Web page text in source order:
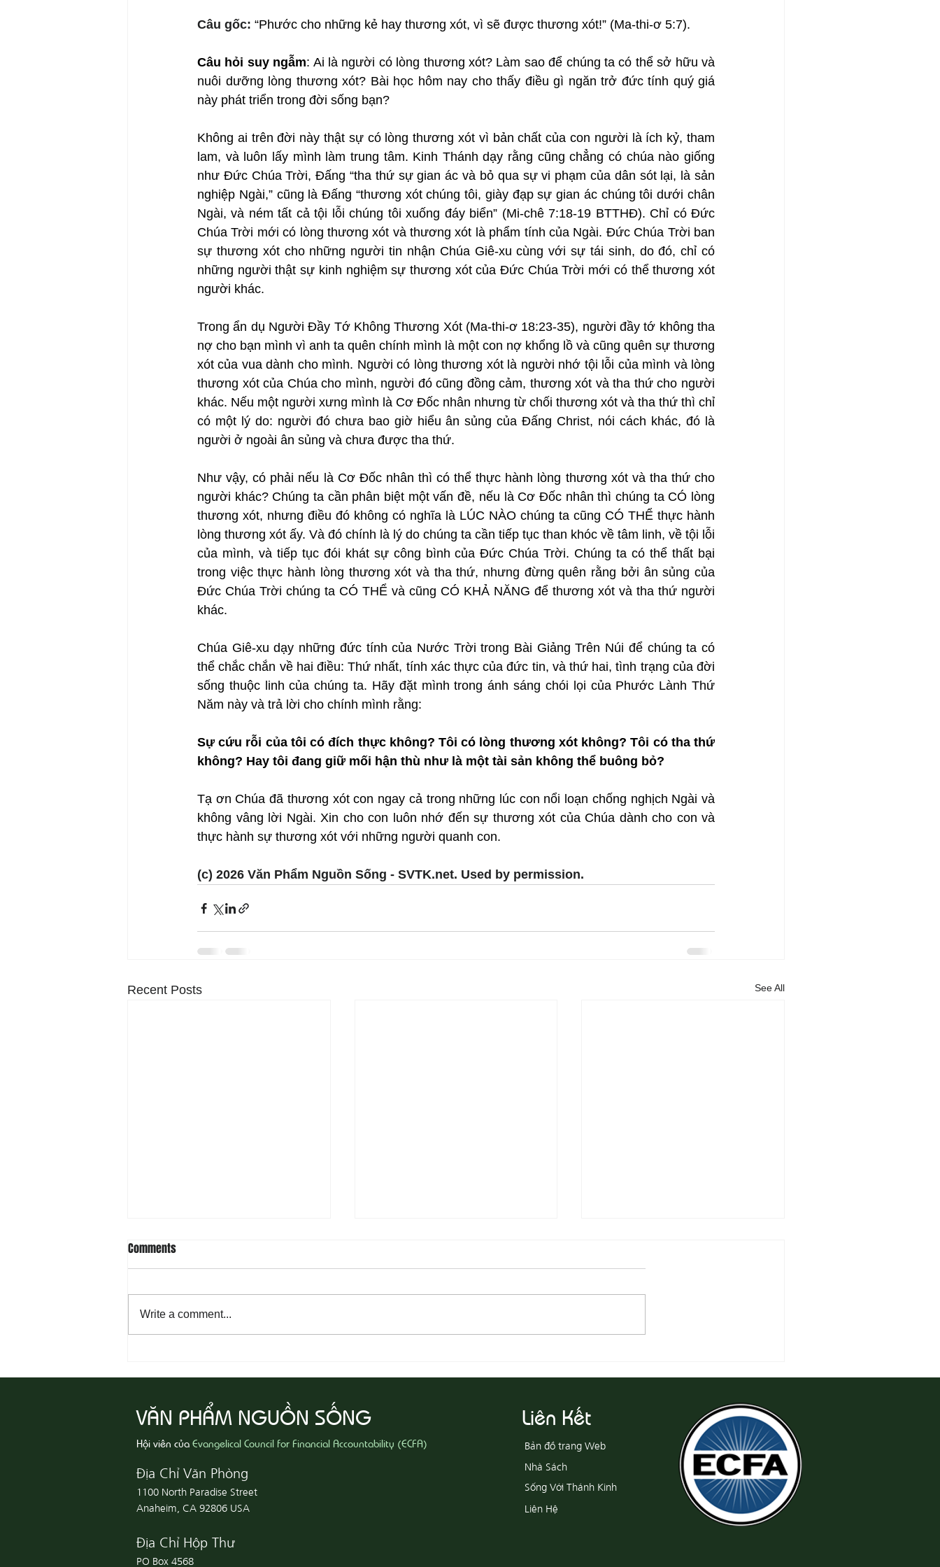
Câu gốc: “Phước cho những kẻ hay thương xót, vì sẽ được thương xót!” (Ma-thi-ơ 5:7).
Câu hỏi suy ngẫm: Ai là người có lòng thương xót? Làm sao để chúng ta có thể sở hữu và
nuôi dưỡng lòng thương xót? Bài học hôm nay cho thấy điều gì ngăn trở đức tính quý giá
này phát triển trong đời sống bạn?
Không ai trên đời này thật sự có lòng thương xót vì bản chất của con người là ích kỷ, tham
lam, và luôn lấy mình làm trung tâm. Kinh Thánh dạy rằng cũng chẳng có chúa nào giống
như Đức Chúa Trời, Đấng “tha thứ sự gian ác và bỏ qua sự vi phạm của dân sót lại, là sản
nghiệp Ngài,” cũng là Đấng “thương xót chúng tôi, giày đạp sự gian ác chúng tôi dưới chân
Ngài, và ném tất cả tội lỗi chúng tôi xuống đáy biển” (Mi-chê 7:18-19 BTTHĐ). Chỉ có Đức
Chúa Trời mới có lòng thương xót và thương xót là phẩm tính của Ngài. Đức Chúa Trời ban
sự thương xót cho những người tin nhận Chúa Giê-xu cùng với sự tái sinh, do đó, chỉ có
những người thật sự kinh nghiệm sự thương xót của Đức Chúa Trời mới có thể thương xót
người khác.
Trong ẩn dụ Người Đầy Tớ Không Thương Xót (Ma-thi-ơ 18:23-35), người đầy tớ không tha
nợ cho bạn mình vì anh ta quên chính mình là một con nợ khổng lồ và cũng quên sự thương
xót của vua dành cho mình. Người có lòng thương xót là người nhớ tội lỗi của mình và lòng
thương xót của Chúa cho mình, người đó cũng đồng cảm, thương xót và tha thứ cho người
khác. Nếu một người xưng mình là Cơ Đốc nhân nhưng từ chối thương xót và tha thứ thì chỉ
có một lý do: người đó chưa bao giờ hiểu ân sủng của Đấng Christ, nói cách khác, đó là
người ở ngoài ân sủng và chưa được tha thứ.
Như vậy, có phải nếu là Cơ Đốc nhân thì có thể thực hành lòng thương xót và tha thứ cho
người khác? Chúng ta cần phân biệt một vấn đề, nếu là Cơ Đốc nhân thì chúng ta CÓ lòng
thương xót, nhưng điều đó không có nghĩa là LÚC NÀO chúng ta cũng CÓ THỂ thực hành
lòng thương xót ấy. Và đó chính là lý do chúng ta cần tiếp tục than khóc về tâm linh, về tội lỗi
của mình, và tiếp tục đói khát sự công bình của Đức Chúa Trời. Chúng ta có thể thất bại
trong việc thực hành lòng thương xót và tha thứ, nhưng đừng quên rằng bởi ân sủng của
Đức Chúa Trời chúng ta CÓ THỂ và cũng CÓ KHẢ NĂNG để thương xót và tha thứ người
khác.
Chúa Giê-xu dạy những đức tính của Nước Trời trong Bài Giảng Trên Núi để chúng ta có
thể chắc chắn về hai điều: Thứ nhất, tính xác thực của đức tin, và thứ hai, tình trạng của đời
sống thuộc linh của chúng ta. Hãy đặt mình trong ánh sáng chói lọi của Phước Lành Thứ
Năm này và trả lời cho chính mình rằng:
Sự cứu rỗi của tôi có đích thực không? Tôi có lòng thương xót không? Tôi có tha thứ
không? Hay tôi đang giữ mối hận thù như là một tài sản không thể buông bỏ?
Tạ ơn Chúa đã thương xót con ngay cả trong những lúc con nổi loạn chống nghịch Ngài và
không vâng lời Ngài. Xin cho con luôn nhớ đến sự thương xót của Chúa dành cho con và
thực hành sự thương xót với những người quanh con.
(c) 2026 Văn Phẩm Nguồn Sống - SVTK.net. Used by permission.
Recent Posts See All
Ác
Comments
Write a comment...
VĂN PHẨM NGUỒN SỐNG
Hội viên củaEvangelical Council for Financial Accountability (ECFA)
Địa Chỉ Văn Phòng
1100 North Paradise Street
Anaheim, CA 92806 USA
Địa Chỉ Hộp Thư
PO Box 4568
Liên Kết
Bản đồ trang Web
Nhà Sách
Sống Với Thánh Kinh
Liên Hệ